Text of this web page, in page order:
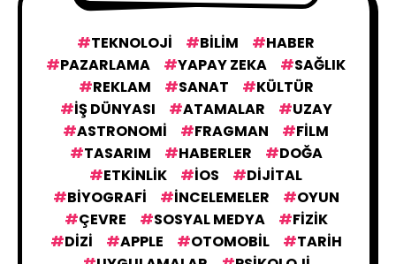
TRENDLER
ETKINLIKLER 32
KONUKLAR 3
BILIM 564
TEKNOLOJI BILIM
HABER
PAZARLAMA
YAPAY ZEKA
SAĞLIK
REKLAM
SANAT
KÜLTÜR
IŞ DÜNYASI
ATAMALAR
UZAY
ASTRONOMI
FRAGMAN
FILM
TASARIM
HABERLER
DOĞA
ETKINLIK
IOS
DIJITAL
BIYOGRAFI
İNCELEMELER
OYUN
ÇEVRE
SOSYAL MEDYA
FIZIK
DIZI
APPLE OTOMOBIL
TARIH